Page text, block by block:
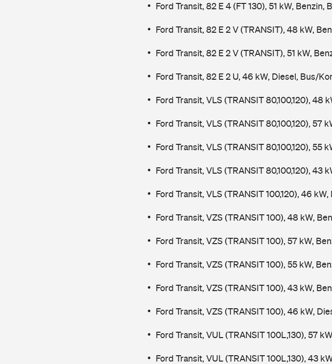
Ford Transit, 82 E 4 (FT 130), 51 kW, Benzin,
Ford Transit, 82 E 2 V (TRANSIT), 48 kW,
Ford Transit, 82 E 2 V (TRANSIT), 51 kW,
Ford Transit, 82 E 2 U, 46 kW, Diesel, Bus/
Ford Transit, VLS (TRANSIT 80,100,120), 48
Ford Transit, VLS (TRANSIT 80,100,120), 57
Ford Transit, VLS (TRANSIT 80,100,120), 55
Ford Transit, VLS (TRANSIT 80,100,120), 43
Ford Transit, VLS (TRANSIT 100,120), 46
Ford Transit, VZS (TRANSIT 100), 48 kW,
Ford Transit, VZS (TRANSIT 100), 57 kW,
Ford Transit, VZS (TRANSIT 100), 55 kW,
Ford Transit, VZS (TRANSIT 100), 43 kW,
Ford Transit, VZS (TRANSIT 100), 46 kW,
Ford Transit, VUL (TRANSIT 100L,130), 57
Ford Transit, VUL (TRANSIT 100L,130), 43